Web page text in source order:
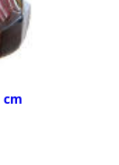
cm